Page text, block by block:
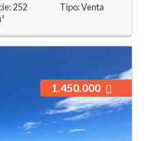
252
Tipo: Venta
1.450.000